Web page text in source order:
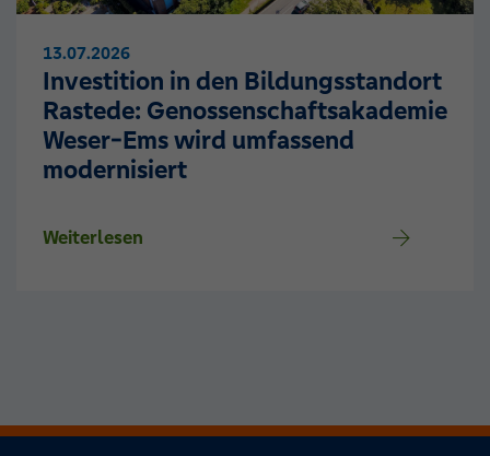
13.07.2026
Investition in den Bildungsstandort
Rastede: Genossenschaftsakademie
Weser-Ems wird umfassend
modernisiert
Weiterlesen